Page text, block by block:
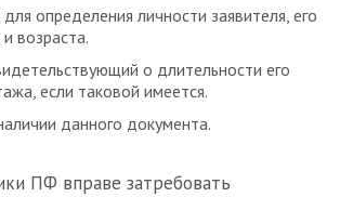
определения личности заявителя, его
возраста.
о длительности его
если таковой имеется.
данного документа.
ПФ вправе затребовать